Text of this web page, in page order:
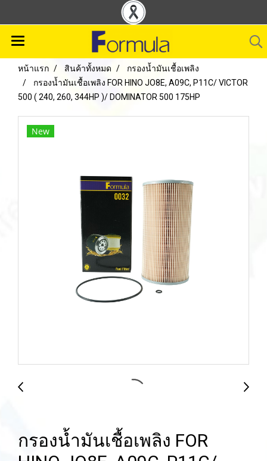
หน้าแรก สินค้าทั้งหมด
กรองน้ำมันเชื้อเพลิง
กรองน้ำมันเชื้อเพลิง FOR HINO JO8E, A09C, P11C/ VICTOR
500 ( 240, 260, 344HP )/ DOMINATOR 500 175HP
New
กรองน้ำมันเชื้อเพลิง FOR